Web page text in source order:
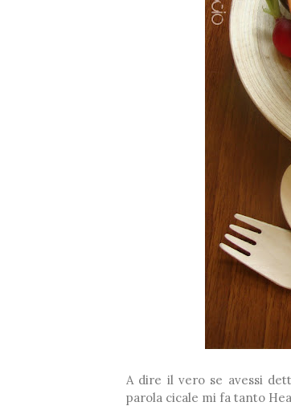
A dire il vero se avessi
parola cicale mi fa tanto